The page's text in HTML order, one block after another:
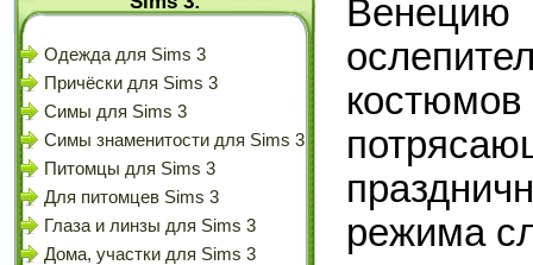
Одежда для Sims 3
Причёски для Sims 3
Симы для Sims 3
Симы знаменитости для Sims 3
Питомцы для Sims 3
Для питомцев Sims 3
Глаза и линзы для Sims 3
Дома, участки для Sims 3
режима